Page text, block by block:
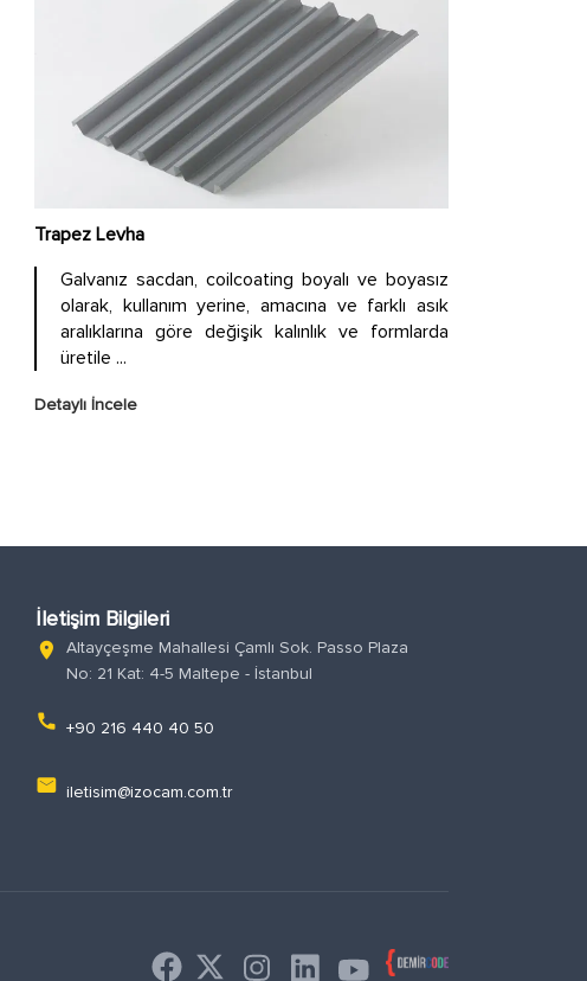
Trapez Levha
Galvanız sacdan, coilcoating boyalı ve boyasız
olarak, kullanım yerine, amacına ve farklı asık
aralıklarına göre değişik kalınlık ve formlarda
üretile ...
Detaylı İncele
İletişim Bilgileri
location_on
Altayçeşme Mahallesi Çamlı Sok. Passo Plaza
No: 21 Kat: 4-5 Maltepe - İstanbul
phone +90 216 440 40 50
email iletisim@izocam.com.tr